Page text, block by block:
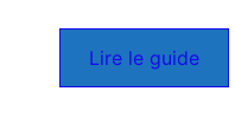
Lire le guide